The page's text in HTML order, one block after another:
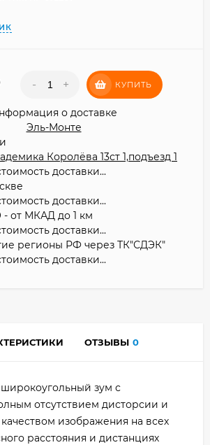
- + КУПИТЬ
о доставке
Эль-Монте
Королёва 13ст 1,подъезд 1
доставки...
доставки...
от МКАД до 1 км
доставки...
регионы РФ через ТК"СДЭК"
доставки...
ОТЗЫВЫ 0
зум с
отсутствием дисторсии и
изображения на всех
расстояния и дистанциях